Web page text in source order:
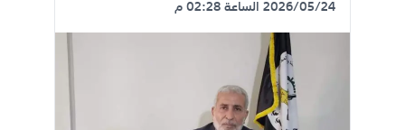
2026/05/24 الساعة 02:28 م